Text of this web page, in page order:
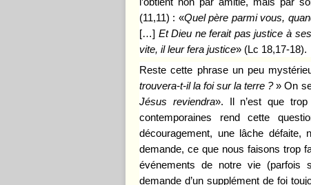
(11,11) : «Quel père parmi vous,
[…] Et Dieu ne ferait pas justiceà
vite, il leur fera justice» (Lc 18,17-18).
Reste cette phrase un peu
trouvera-t-il la foi sur la terre ? » On
Jésus reviendra». Il n’est que
contemporaines rend cette
découragement, une lâche défaite,
demande, ce que nous faisons trop
événements de notre vie (parfois
demande d’un supplément de foi